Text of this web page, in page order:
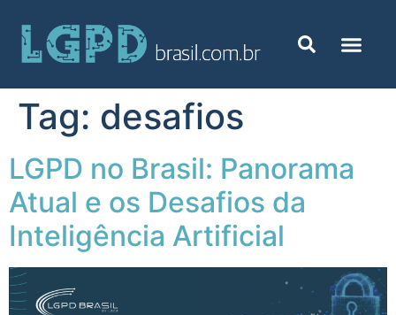
Tag: desafios
LGPD no Brasil: Panorama
Atual e os Desafios da
Inteligência Artificial